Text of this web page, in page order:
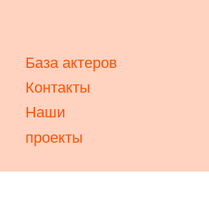
База актеров
Контакты
Наши
проекты